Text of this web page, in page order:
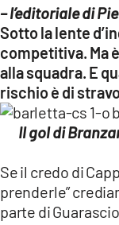
LAC NETWORK
LAC ONAIR
LaC
Network
LACPLAY.IT
LACONAIR.IT
LACITYMAG.IT
– l’editoriale di
Sotto la lente
competitiva. Ma
alla squadra. E
rischio è di
Il gol di
Se il credo di
prenderle”
parte di